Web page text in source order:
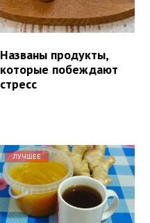
Названы продукты,
которые побеждают
стресс
ЛУЧШЕЕ